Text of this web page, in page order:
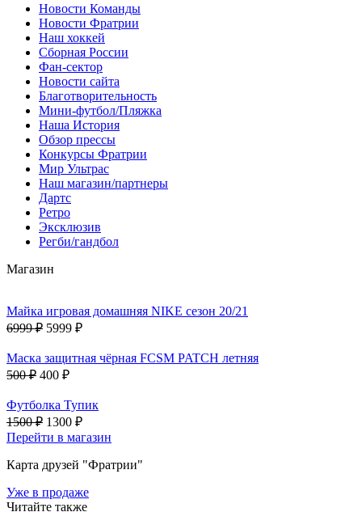
Новости Команды
Новости Фратрии
Наш хоккей
Сборная России
Фан-cектор
Новости сайта
Благотворительность
Мини-футбол/Пляжка
Наша История
Обзор прессы
Конкурсы Фратрии
Мир Ультрас
Наш магазин/партнеры
Дартс
Ретро
Эксклюзив
Регби/гандбол
Магазин
Майка игровая домашняя NIKE сезон 20/21
6999 ₽ 5999 ₽
Маска защитная чёрная FCSM PATCH летняя
500 ₽ 400 ₽
Футболка Тупик
1500 ₽ 1300 ₽
Перейти в магазин
Карта друзей "Фратрии"
Уже в продаже
Читайте также